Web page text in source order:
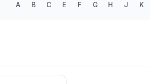
A B C E F G H J K